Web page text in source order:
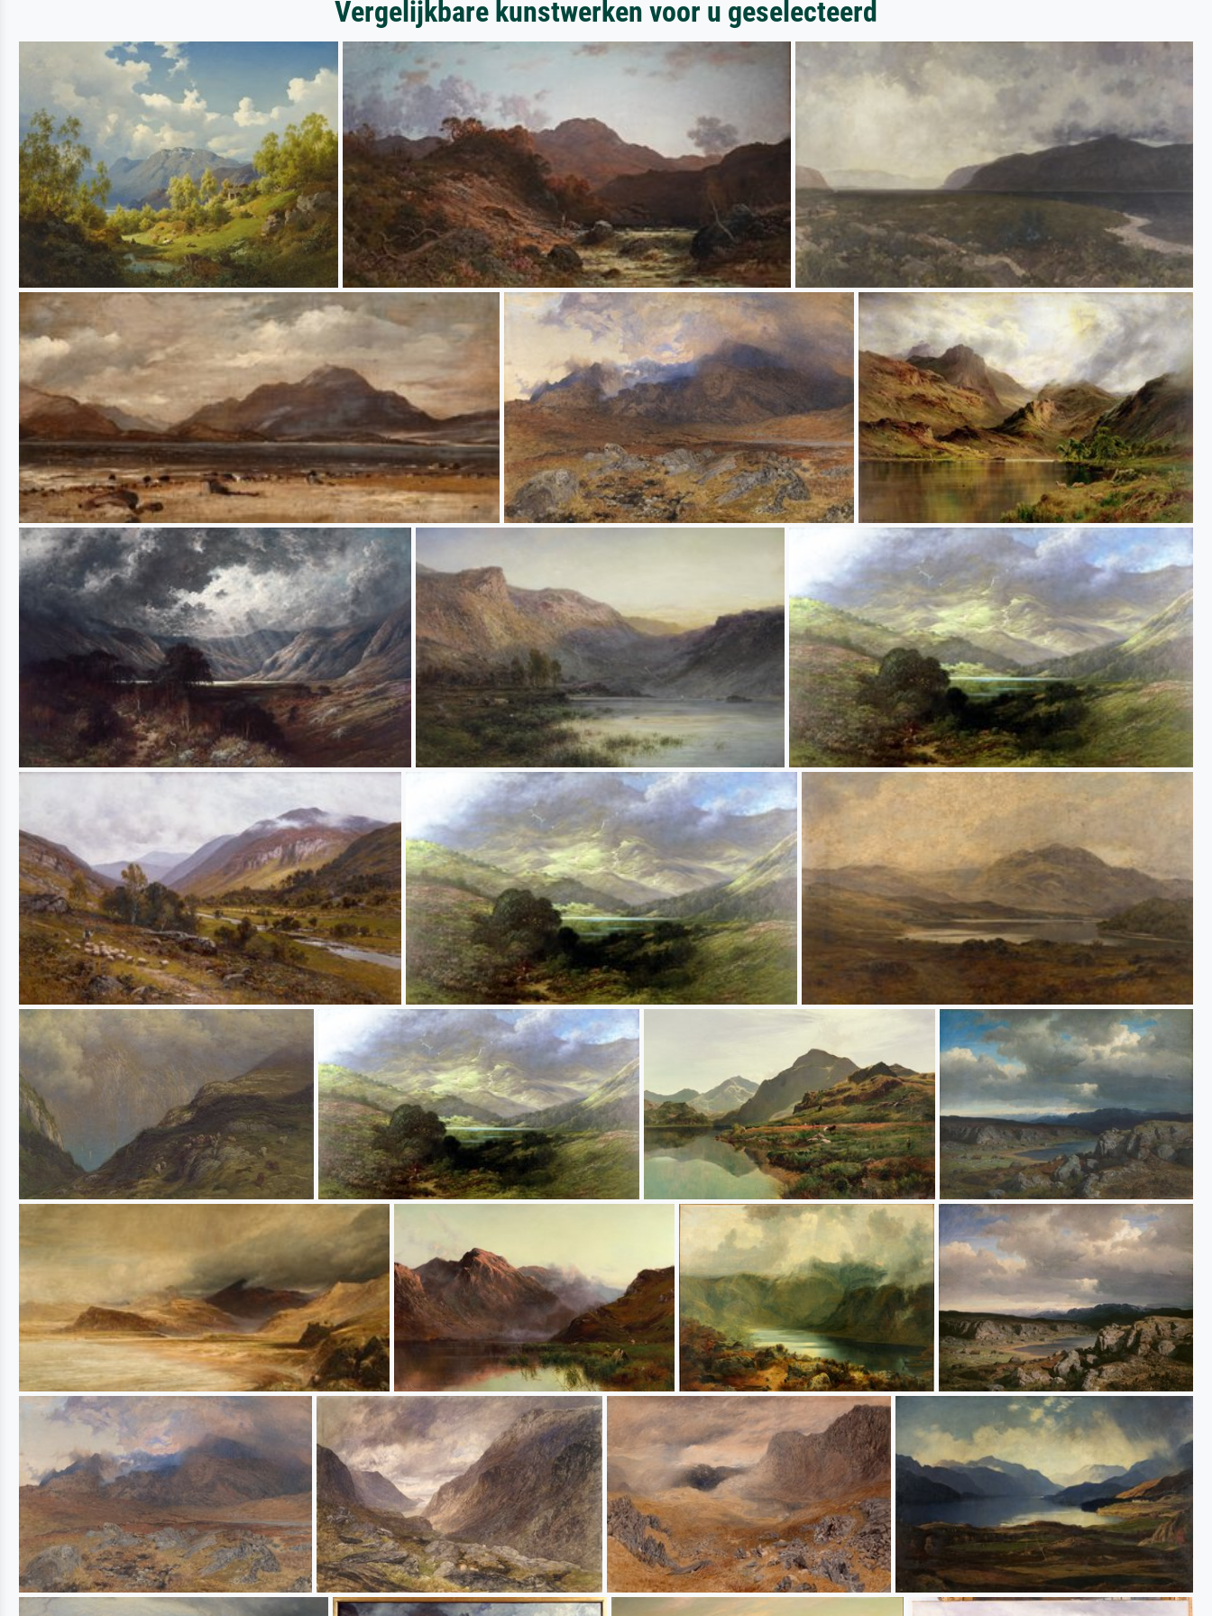
Vergelijkbare kunstwerken voor u geselecteerd